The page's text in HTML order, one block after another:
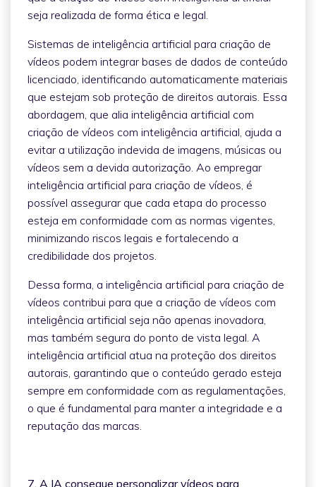
seja realizada de forma ética e legal.
Sistemas de inteligência artificial para criação de
vídeos podem integrar bases de dados de conteúdo
licenciado, identificando automaticamente materiais
que estejam sob proteção de direitos autorais. Essa
abordagem, que alia inteligência artificial com
criação de vídeos com inteligência artificial, ajuda a
evitar a utilização indevida de imagens, músicas ou
vídeos sem a devida autorização. Ao empregar
inteligência artificial para criação de vídeos, é
possível assegurar que cada etapa do processo
esteja em conformidade com as normas vigentes,
minimizando riscos legais e fortalecendo a
credibilidade dos projetos.
Dessa forma, a inteligência artificial para criação de
vídeos contribui para que a criação de vídeos com
inteligência artificial seja não apenas inovadora,
mas também segura do ponto de vista legal. A
inteligência artificial atua na proteção dos direitos
autorais, garantindo que o conteúdo gerado esteja
sempre em conformidade com as regulamentações,
o que é fundamental para manter a integridade e a
reputação das marcas.
7. A IA consegue personalizar vídeos para